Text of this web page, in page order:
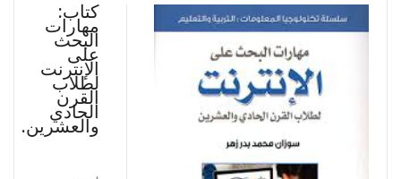
كتاب:
مهارات
البحث
على
الإنترنت
لطلاب
القرن
الحادي
والعشرين.